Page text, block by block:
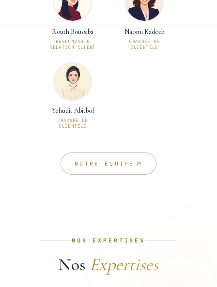
Routh Boussiba
RESPONSABLE
RELATION CLIENT
Naomi Kadoch
CHARGÉE DE
CLIENTÈLE
Yehudit Abitbol
CHARGÉE DE
CLIENTÈLE
NOTRE ÉQUIPE
NOS EXPERTISES
Nos Expertises